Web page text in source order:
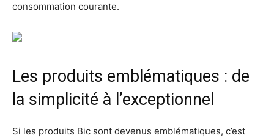
consommation courante.
Les produits emblématiques : de
la simplicité à l’exceptionnel
Si les produits Bic sont devenus emblématiques, c’est